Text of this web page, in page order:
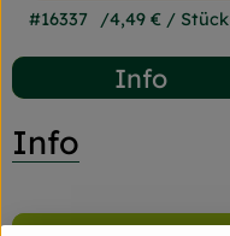
Jetzt bestellen
#16337 4,49 € / Stück
Info
Info